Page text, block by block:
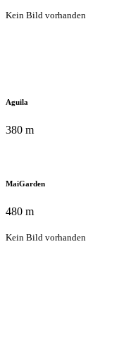
Kein Bild vorhanden
Aguila
380 m
MaiGarden
480 m
Kein Bild vorhanden